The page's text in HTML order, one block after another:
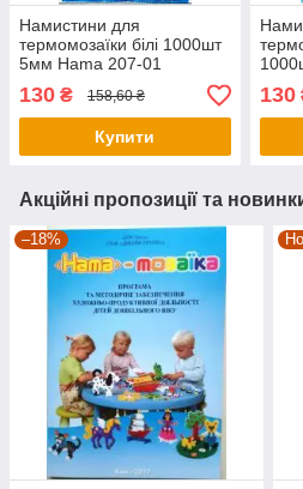
Намистини для
термомозаїки білі 1000шт
5мм Hama 207-01
130 ₴ 158,60 ₴
Купити
130
Акційні пропозиції та
–18%